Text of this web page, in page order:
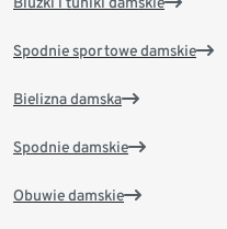
Spodnie sportowe damskie
Bielizna damska
Spodnie damskie
Obuwie damskie